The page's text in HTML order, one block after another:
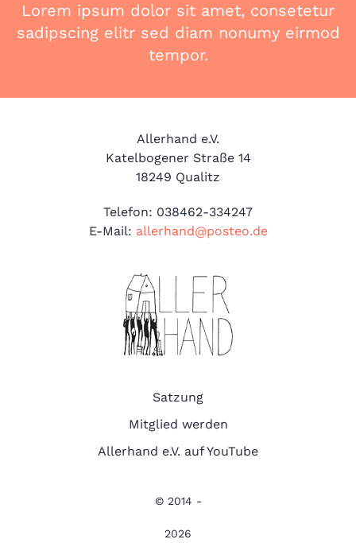
Lorem ipsum dolor sit amet, consetetur
sadipscing elitr sed diam nonumy eirmod
tempor.
​Allerhand e.V.
Katelbogener Straße 14
18249 Qualitz
Telefon: 038462-334247
E-Mail: allerhand@posteo.de
Satzung
Mitglied werden
Allerhand e.V. auf YouTube
© 2014 -
2026